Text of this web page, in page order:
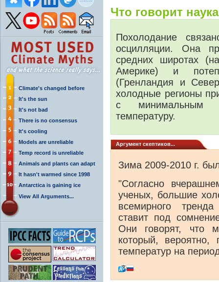
Climate's changed before
It's the sun
It's not bad
There is no consensus
It's cooling
Models are unreliable
Temp record is unreliable
Animals and plants can adapt
It hasn't warmed since 1998
Antarctica is gaining ice
View All Arguments...
Что говорит
Похолодание
осцилляции. Она
средних широтах
Америке) и
(Гренландия и
холодные регионы
с минимальным
температуру.
Аргумент скептиков...
Зима 2009-2010 г.
"Согласно
ученых, большие
всемирного
ставит под
Они говорят, что
который, вероятно,
температур на